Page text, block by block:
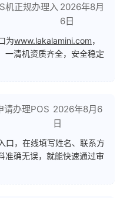
机正规办理入 2026年8月
6日
为www.lakalamini.com，
一清机资质齐全，安全稳定
请办理POS 2026年8月6
日
口，在线填写姓名、联系方
准确无误，就能快速通过审